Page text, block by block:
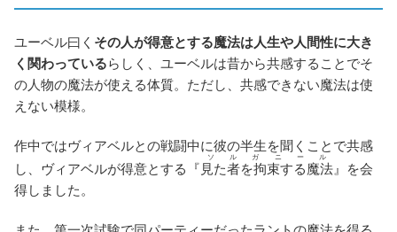
ユーベル曰く その人が得意とする魔法は人生や人間性に大き
く関わっているらしく、ユーベルは昔から共感することでそ
の人物の魔法が使える体質。ただし、共感できない魔法は使
えない模様。
作中ではヴィアベルとの戦闘中に彼の半生を聞くことで共感
し、ヴィアベルが得意とする『 見た者を拘束する魔法
ソルガニール
』を会
得しました。